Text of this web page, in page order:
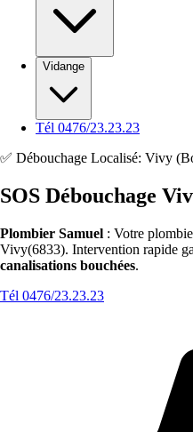
Vidange
Tél 0476/23.23.23
✅ Débouchage Localisé: Vivy
SOS Débouchage
Plombier Samuel : Votre
Vivy(6833). Intervention rapide
canalisations bouchées.
Tél 0476/23.23.23